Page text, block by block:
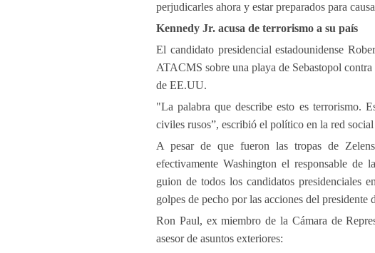
perjudicarles ahora y estar preparados para
Kennedy Jr. acusa de terrorismo a su país
El candidato presidencial estadounidense
ATACMS sobre una playa de Sebastopol
de EE.UU.
"La palabra que describe esto es terrorismo.
civiles rusos”, escribió el político en la red
A pesar de que fueron las tropas de
efectivamente Washington el responsable
guion de todos los candidatos presidenciales
golpes de pecho por las acciones del presidente
Ron Paul, ex miembro de la Cámara de
asesor de asuntos exteriores: